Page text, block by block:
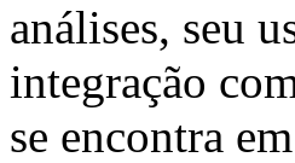
análises, seu
integração
se encontra